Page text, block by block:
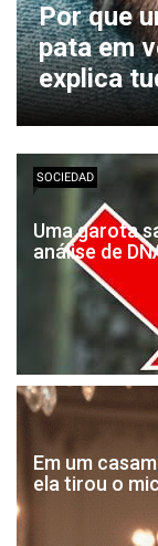
Por que
pata em
explica
SOCIEDAD
Uma garota
análise de
Em um
ela tirou o